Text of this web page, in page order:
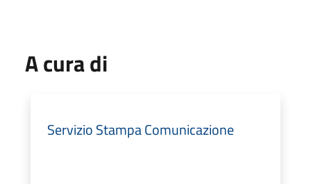
A cura di
Servizio Stampa Comunicazione